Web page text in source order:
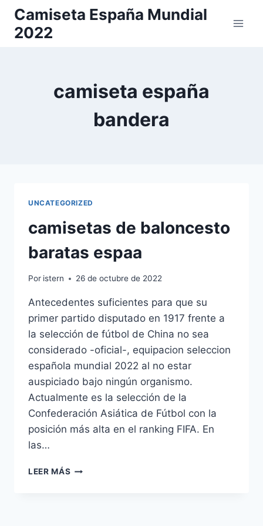
Saltar
contenido
Camiseta España Mundial
2022
camiseta españa
bandera
UNCATEGORIZED
camisetas de baloncesto
baratas espaa
Por istern 26 de octubre de 2022
Antecedentes suficientes para que su
primer partido disputado en 1917 frente a
la selección de fútbol de China no sea
considerado -oficial-, equipacion seleccion
española mundial 2022 al no estar
auspiciado bajo ningún organismo.
Actualmente es la selección de la
Confederación Asiática de Fútbol con la
posición más alta en el ranking FIFA. En
las…
LEER MÁS CAMISETAS